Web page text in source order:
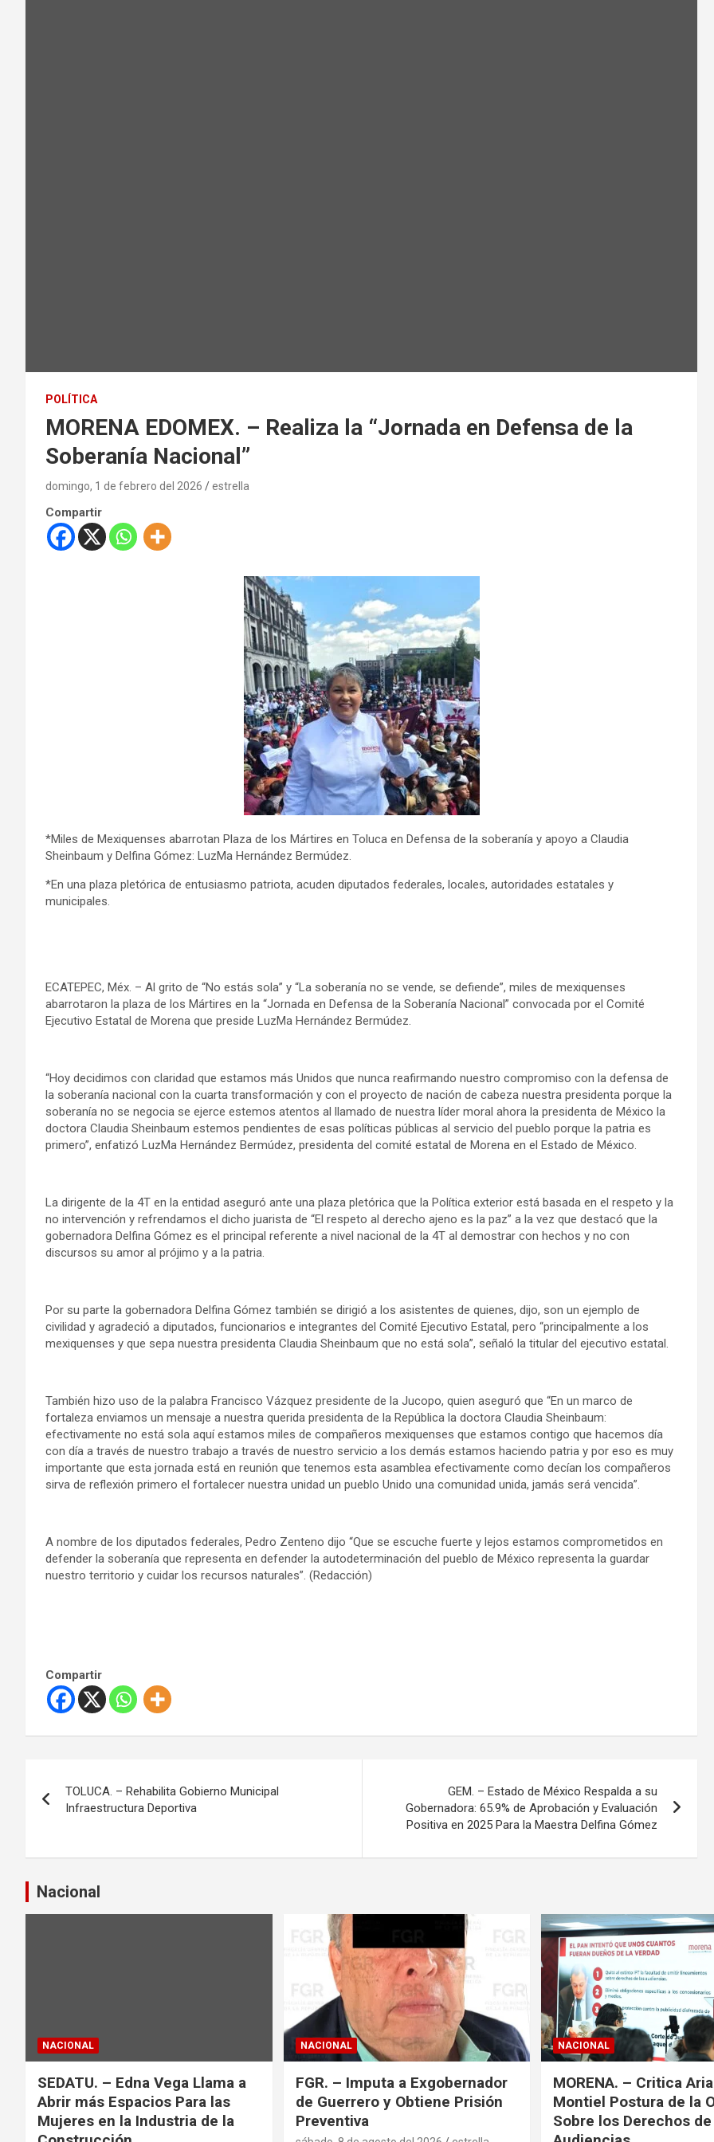
POLÍTICA
MORENA EDOMEX. – Realiza la “Jornada en Defensa de la
Soberanía Nacional”
domingo, 1 de febrero del 2026 estrella
Compartir
*Miles de Mexiquenses abarrotan Plaza de los Mártires en Toluca en Defensa de la soberanía y apoyo a Claudia
Sheinbaum y Delfina Gómez: LuzMa Hernández Bermúdez.
*En una plaza pletórica de entusiasmo patriota, acuden diputados federales, locales, autoridades estatales y
municipales.
ECATEPEC, Méx. – Al grito de “No estás sola” y “La soberanía no se vende, se defiende”, miles de mexiquenses
abarrotaron la plaza de los Mártires en la “Jornada en Defensa de la Soberanía Nacional” convocada por el Comité
Ejecutivo Estatal de Morena que preside LuzMa Hernández Bermúdez.
“Hoy decidimos con claridad que estamos más Unidos que nunca reafirmando nuestro compromiso con la defensa de
la soberanía nacional con la cuarta transformación y con el proyecto de nación de cabeza nuestra presidenta porque la
soberanía no se negocia se ejerce estemos atentos al llamado de nuestra líder moral ahora la presidenta de México la
doctora Claudia Sheinbaum estemos pendientes de esas políticas públicas al servicio del pueblo porque la patria es
primero”, enfatizó LuzMa Hernández Bermúdez, presidenta del comité estatal de Morena en el Estado de México.
La dirigente de la 4T en la entidad aseguró ante una plaza pletórica que la Política exterior está basada en el respeto y la
no intervención y refrendamos el dicho juarista de “El respeto al derecho ajeno es la paz” a la vez que destacó que la
gobernadora Delfina Gómez es el principal referente a nivel nacional de la 4T al demostrar con hechos y no con
discursos su amor al prójimo y a la patria.
Por su parte la gobernadora Delfina Gómez también se dirigió a los asistentes de quienes, dijo, son un ejemplo de
civilidad y agradeció a diputados, funcionarios e integrantes del Comité Ejecutivo Estatal, pero “principalmente a los
mexiquenses y que sepa nuestra presidenta Claudia Sheinbaum que no está sola”, señaló la titular del ejecutivo estatal.
También hizo uso de la palabra Francisco Vázquez presidente de la Jucopo, quien aseguró que “En un marco de
fortaleza enviamos un mensaje a nuestra querida presidenta de la República la doctora Claudia Sheinbaum:
efectivamente no está sola aquí estamos miles de compañeros mexiquenses que estamos contigo que hacemos día
con día a través de nuestro trabajo a través de nuestro servicio a los demás estamos haciendo patria y por eso es muy
importante que esta jornada está en reunión que tenemos esta asamblea efectivamente como decían los compañeros
sirva de reflexión primero el fortalecer nuestra unidad un pueblo Unido una comunidad unida, jamás será vencida”.
A nombre de los diputados federales, Pedro Zenteno dijo “Que se escuche fuerte y lejos estamos comprometidos en
defender la soberanía que representa en defender la autodeterminación del pueblo de México representa la guardar
nuestro territorio y cuidar los recursos naturales”. (Redacción)
Compartir
e
g
ó
n
d
e
TOLUCA. – Rehabilita Gobierno Municipal
Infraestructura Deportiva
GEM. – Estado de México Respalda a su
Gobernadora: 65.9% de Aprobación y Evaluación
Positiva en 2025 Para la Maestra Delfina Gómez
Nacional
NACIONAL
SEDATU. – Edna Vega Llama a
Abrir más Espacios Para las
Mujeres en la Industria de la
NACIONAL
FGR. – Imputa a Exgobernador
de Guerrero y Obtiene Prisión
Preventiva
NACIONAL
MORENA. – Critica
Montiel Postura de la
Sobre los Derechos